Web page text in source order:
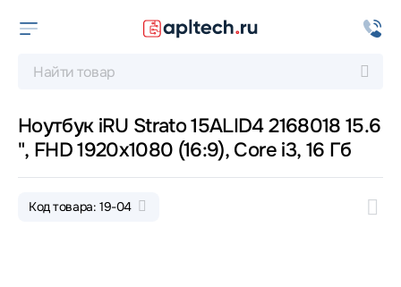
Ноутбук iRU Strato 15ALID4 2168018 15.6
", FHD 1920x1080 (16:9), Core i3, 16 Гб
Код товара: 19-04